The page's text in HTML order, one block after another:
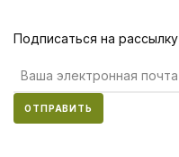
Подписаться на рассылку
ОТПРАВИТЬ